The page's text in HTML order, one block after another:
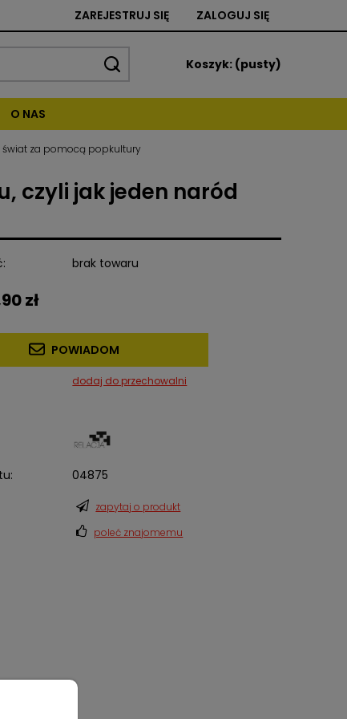
ZAREJESTRUJ SIĘ ZALOGUJ SIĘ
Koszyk: (pusty)
O NAS
świat za pomocą popkultury
czyli jak jeden naród
brak towaru
zł
POWIADOM
dodaj do przechowalni
04875
zapytaj o produkt
poleć znajomemu